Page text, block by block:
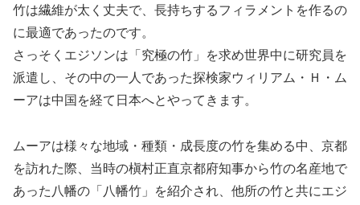
竹は繊維が太く丈夫で、長持ちするフィラメントを作るの
に最適であったのです。
さっそくエジソンは「究極の竹」を求め世界中に研究員を
派遣し、その中の一人であった探検家ウィリアム・Ｈ・ム
ーアは中国を経て日本へとやってきます。
ムーアは様々な地域・種類・成長度の竹を集める中、京都
を訪れた際、当時の槇村正直京都府知事から竹の名産地で
あった八幡の「八幡竹」を紹介され、他所の竹と共にエジ